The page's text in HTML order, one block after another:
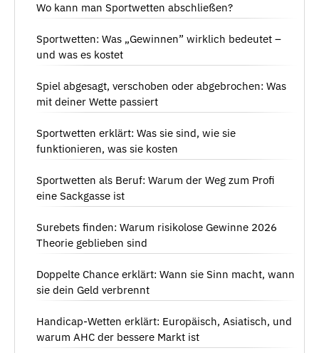
Wo kann man Sportwetten abschließen?
Sportwetten: Was „Gewinnen” wirklich bedeutet –
und was es kostet
Spiel abgesagt, verschoben oder abgebrochen: Was
mit deiner Wette passiert
Sportwetten erklärt: Was sie sind, wie sie
funktionieren, was sie kosten
Sportwetten als Beruf: Warum der Weg zum Profi
eine Sackgasse ist
Surebets finden: Warum risikolose Gewinne 2026
Theorie geblieben sind
Doppelte Chance erklärt: Wann sie Sinn macht, wann
sie dein Geld verbrennt
Handicap-Wetten erklärt: Europäisch, Asiatisch, und
warum AHC der bessere Markt ist